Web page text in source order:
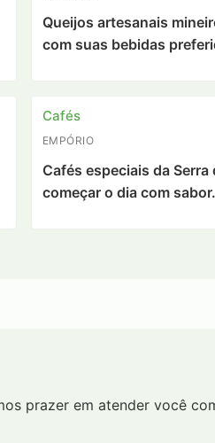
Queijos artesanais
com suas bebidas
Cafés
EMPÓRIO
Cafés especiais da
começar o dia com sabor.
prazer em atender você